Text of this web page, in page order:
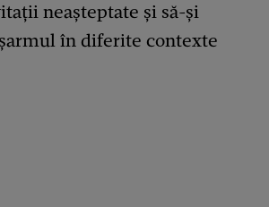
neașteptate și să-și
în diferite contexte